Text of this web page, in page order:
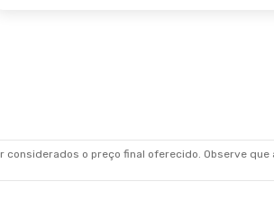
o preço final oferecido. Observe que